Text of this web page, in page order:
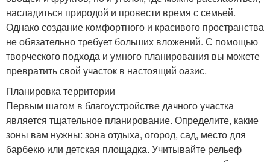
насладиться природой и провести время с семьей.
Однако создание комфортного и красивого пространства
не обязательно требует больших вложений. С помощью
творческого подхода и умного планирования вы можете
превратить свой участок в настоящий оазис.
Планировка территории
Первым шагом в благоустройстве дачного участка
является тщательное планирование. Определите, какие
зоны вам нужны: зона отдыха, огород, сад, место для
барбекю или детская площадка. Учитывайте рельеф